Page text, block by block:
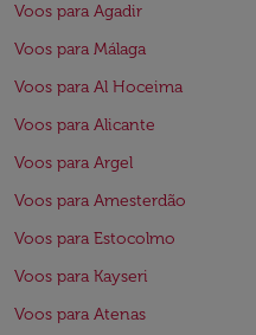
Voos para Agadir
Voos para Málaga
Voos para Al Hoceima
Voos para Alicante
Voos para Argel
Voos para Amesterdão
Voos para Estocolmo
Voos para Kayseri
Voos para Atenas